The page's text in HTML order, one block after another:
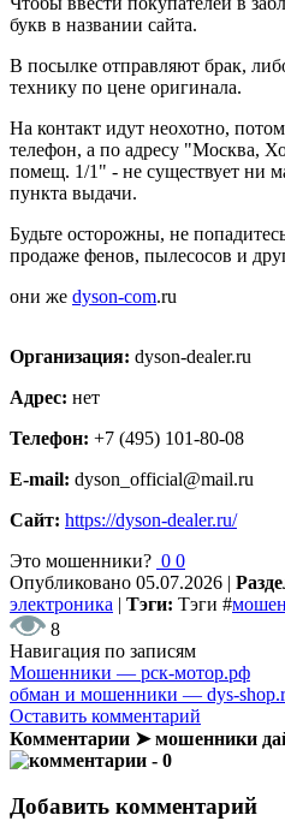
букв в названии сайта.
В посылке отправляют брак,
технику по цене оригинала.
На контакт идут неохотно,
телефон, а по адресу "Москва,
помещ. 1/1" - не существует ни
пункта выдачи.
Будьте осторожны, не
продаже фенов, пылесосов и
они же dyson-com.ru
Организация: dyson-dealer.ru
Адрес: нет
Телефон: +7 (495) 101-80-08
E-mail: dyson_official@mail.ru
Сайт: https://dyson-dealer.ru/
Это мошенники? 0 0
Опубликовано 05.07.2026 |
электроника | Тэги: Тэги #
8
Навигация по записям
Мошенники — рск-мотор.рф
обман и мошенники — dys-
Оставить комментарий
Комментарии ➤ мошенники
- 0
Добавить комментарий